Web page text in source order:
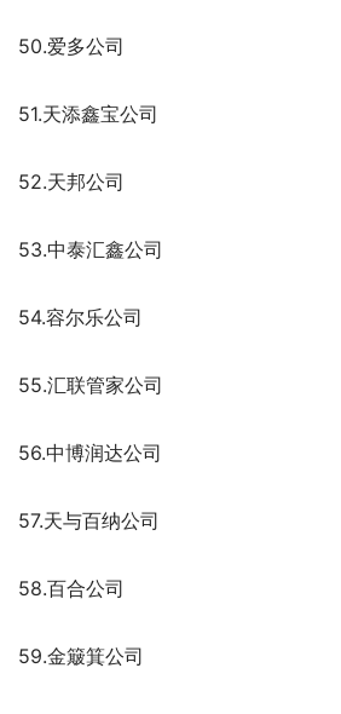
50.爱多公司
51.天添鑫宝公司
52.天邦公司
53.中泰汇鑫公司
54.容尔乐公司
55.汇联管家公司
56.中博润达公司
57.天与百纳公司
58.百合公司
59.金簸箕公司